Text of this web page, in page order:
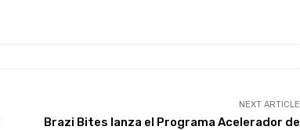
NEXT ARTICLE
Brazi Bites lanza el Programa Acelerador de